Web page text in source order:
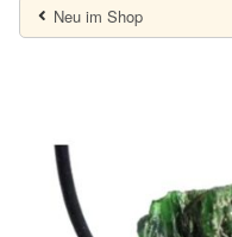
Neu im Shop